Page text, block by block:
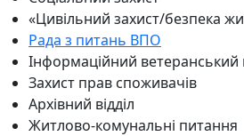
«Цивільний захист/безпека
Рада з питань ВПО
Інформаційний ветеранський
Захист прав споживачів
Архівний відділ
Житлово-комунальні питання